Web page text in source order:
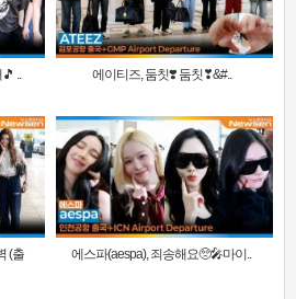
.. 에이티즈, 둠칫❣️ 둠칫❣&#..
(출
에스파(aespa), 죄송해요🥺🎤마이..